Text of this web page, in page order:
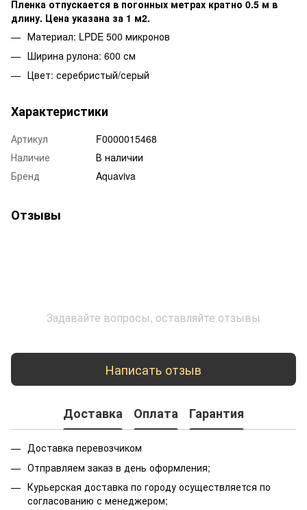
Пленка отпускается в погонных метрах кратно 0.5 м в
длину. Цена указана за 1 м2.
Материал: LPDE 500 микронов
Ширина рулона: 600 см
Цвет: серебристый/серый
Характеристики
Артикул
F0000015468
Наличие
В наличии
Бренд
Aquaviva
Отзывы
Задавайте вопросы, оставляйте отзывы
Написать отзыв
Доставка Оплата Гарантия
Доставка перевозчиком
Отправляем заказ в день оформления;
Курьерская доставка по городу осуществляется по
согласованию с менеджером;